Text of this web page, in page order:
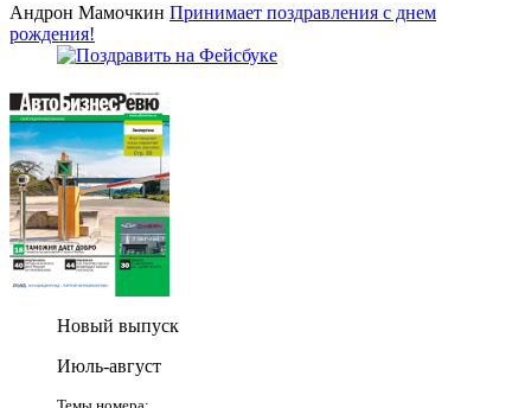
Андрон Мамочкин Принимает поздравления с днем
рождения!
Новый выпуск
Июль-август
Темы номера: